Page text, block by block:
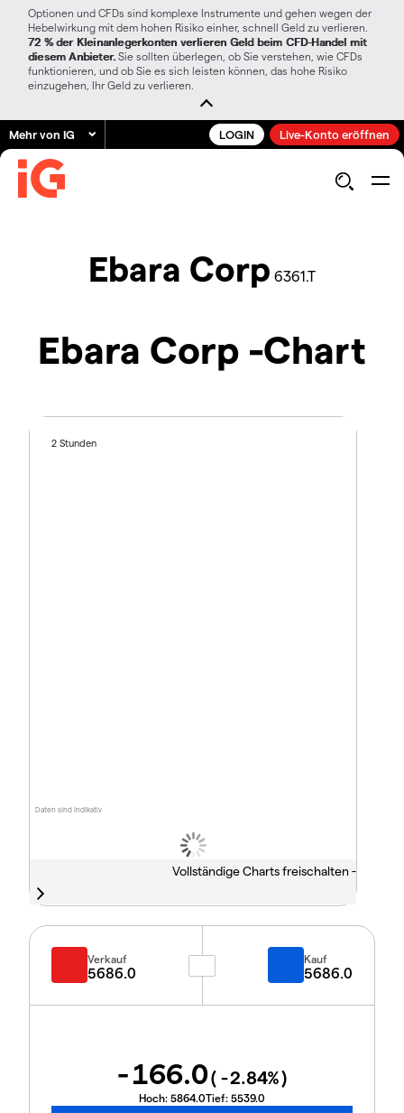
Optionen und CFDs sind komplexe Instrumente und gehen wegen der
Hebelwirkung mit dem hohen Risiko einher, schnell Geld zu verlieren.
72 % der Kleinanlegerkonten verlieren Geld beim CFD-Handel mit
diesem Anbieter. Sie sollten überlegen, ob Sie verstehen, wie CFDs
funktionieren, und ob Sie es sich leisten können, das hohe Risiko
einzugehen, Ihr Geld zu verlieren.
Mehr von IG LOGIN Live-Konto eröffnen
Ebara Corp 6361.T
Ebara Corp -Chart
Daten sind indikativ
2 Stunden
Vollständige Charts freischalten -
Verkauf
5686.0
Kauf
5686.0
-166.0( -2.84%)
Hoch: 5864.0Tief: 5539.0